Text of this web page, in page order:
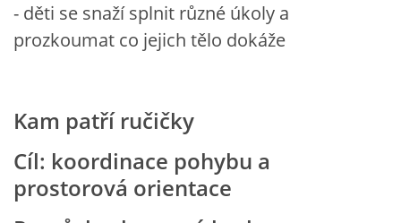
PÍSNĚ K TÉMATU ZIMA
POHYBOVÉ AKTIVITY NA TÉMA ZIMA
VZDĚLÁVACÍ PLÁN OD ZÁŘÍ DO ČERVNA
- děti se snaží splnit různé úkoly a
prozkoumat co jejich tělo dokáže
Kam patří ručičky
Cíl: koordinace pohybu a
prostorová orientace